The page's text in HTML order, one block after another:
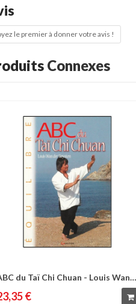
le premier à donner votre avis !
Connexes
Comparer Liste d'envies
du Taï Chi Chuan - Louis Wan
€